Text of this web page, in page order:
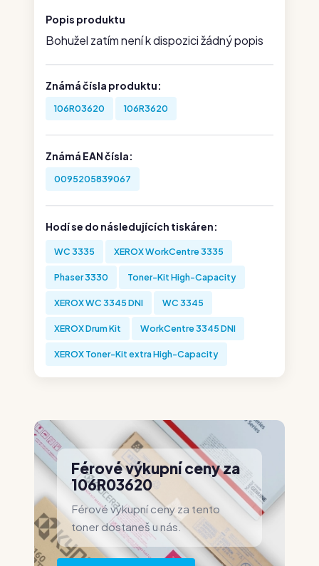
Popis produktu
Bohužel zatím není k dispozici žádný popis
Známá čísla produktu:
106R03620 106R3620
Známá EAN čísla:
0095205839067
Hodí se do následujících tiskáren:
WC 3335 XEROX WorkCentre 3335
Phaser 3330 Toner-Kit High-Capacity
XEROX WC 3345 DNI WC 3345
XEROX Drum Kit WorkCentre 3345 DNI
XEROX Toner-Kit extra High-Capacity
Férové výkupní ceny za
106R03620
Férové výkupní ceny za tento
toner dostaneš u nás.